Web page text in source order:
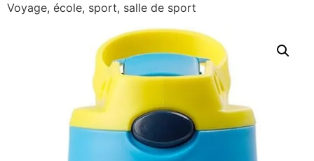
Voyage, école, sport, salle de sport